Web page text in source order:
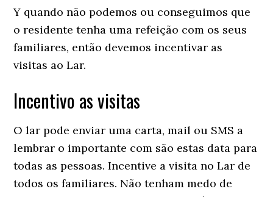
Y quando não podemos ou conseguimos que
o residente tenha uma refeição com os seus
familiares, então devemos incentivar as
visitas ao Lar.
Incentivo as visitas
O lar pode enviar uma carta, mail ou SMS a
lembrar o importante com são estas data para
todas as pessoas. Incentive a visita no Lar de
todos os familiares. Não tenham medo de